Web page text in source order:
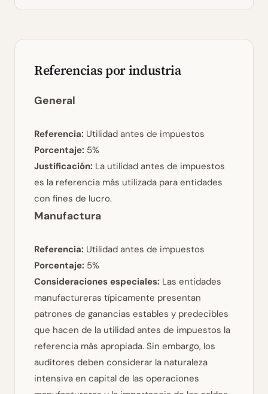
Referencias por industria
General
Referencia: Utilidad antes de impuestos
Porcentaje: 5%
Justificación: La utilidad antes de impuestos
es la referencia más utilizada para entidades
con fines de lucro.
Manufactura
Referencia: Utilidad antes de impuestos
Porcentaje: 5%
Consideraciones especiales: Las entidades
manufactureras típicamente presentan
patrones de ganancias estables y predecibles
que hacen de la utilidad antes de impuestos la
referencia más apropiada. Sin embargo, los
auditores deben considerar la naturaleza
intensiva en capital de las operaciones